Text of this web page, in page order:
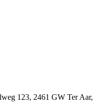
123, 2461 GW Ter Aar,